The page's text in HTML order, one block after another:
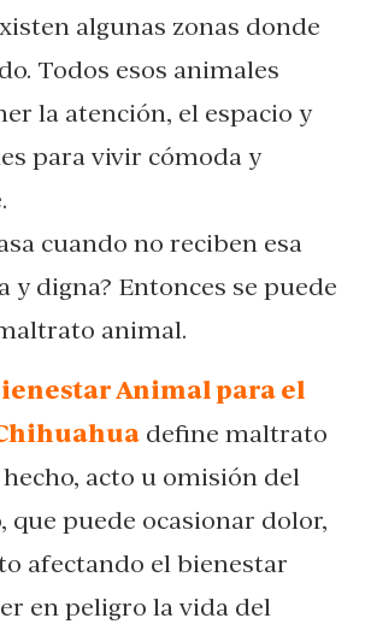
algunas zonas donde
Todos esos animales
la atención, el espacio y
para vivir cómoda y
cuando no reciben esa
y digna? Entonces se puede
animal.
Animal para el
define maltrato
acto u omisión del
que puede ocasionar dolor,
afectando el bienestar
en peligro la vida del